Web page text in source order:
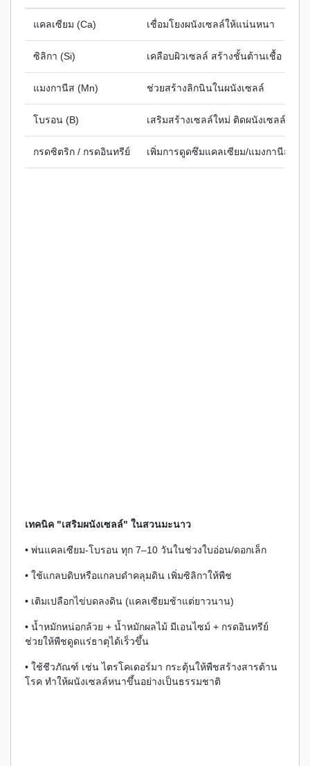
แคลเซียม (Ca) เชื่อมโยงผนังเซลล์ให้แน่นหนา
ซิลิกา (Si) เคลือบผิวเซลล์ สร้างชั้นต้านเชื้อ
แมงกานีส (Mn) ช่วยสร้างลิกนินในผนังเซลล์
โบรอน (B) เสริมสร้างเซลล์ใหม่ ติดผนังเซลล์
กรดซิตริก / กรดอินทรีย์ เพิ่มการดูดซึมแคลเซียม/แมงกานีส
เทคนิค "เสริมผนังเซลล์" ในสวนมะนาว
• พ่นแคลเซียม-โบรอน ทุก 7–10 วันในช่วงใบอ่อน/ดอกเล็ก
• ใช้แกลบดิบหรือแกลบดำคลุมดิน เพิ่มซิลิกาให้พืช
• เติมเปลือกไข่บดลงดิน (แคลเซียมช้าแต่ยาวนาน)
• น้ำหมักหน่อกล้วย + น้ำหมักผลไม้ มีเอนไซม์ + กรดอินทรีย์
ช่วยให้พืชดูดแร่ธาตุได้เร็วขึ้น
• ใช้ชีวภัณฑ์ เช่น ไตรโคเดอร์มา กระตุ้นให้พืชสร้างสารต้าน
โรค ทำให้ผนังเซลล์หนาขึ้นอย่างเป็นธรรมชาติ